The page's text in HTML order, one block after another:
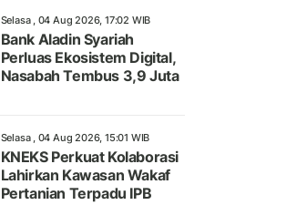
Selasa , 04 Aug 2026, 17:02 WIB
Bank Aladin Syariah
Perluas Ekosistem Digital,
Nasabah Tembus 3,9 Juta
Selasa , 04 Aug 2026, 15:01 WIB
KNEKS Perkuat Kolaborasi
Lahirkan Kawasan Wakaf
Pertanian Terpadu IPB